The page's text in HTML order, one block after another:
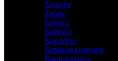
Ζιγκλέρ
Ζουάν
Ιμάντες
Καδένες
Καμπάνες
Καπάκια κινητήρα
Καρμπυρατέρ